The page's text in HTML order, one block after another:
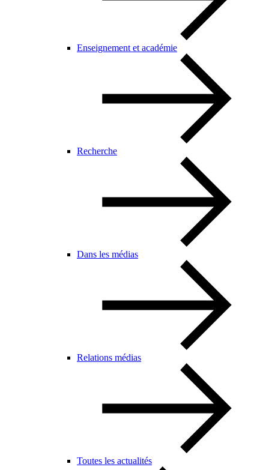
Enseignement et académie
Recherche
Dans les médias
Relations médias
Toutes les actualités